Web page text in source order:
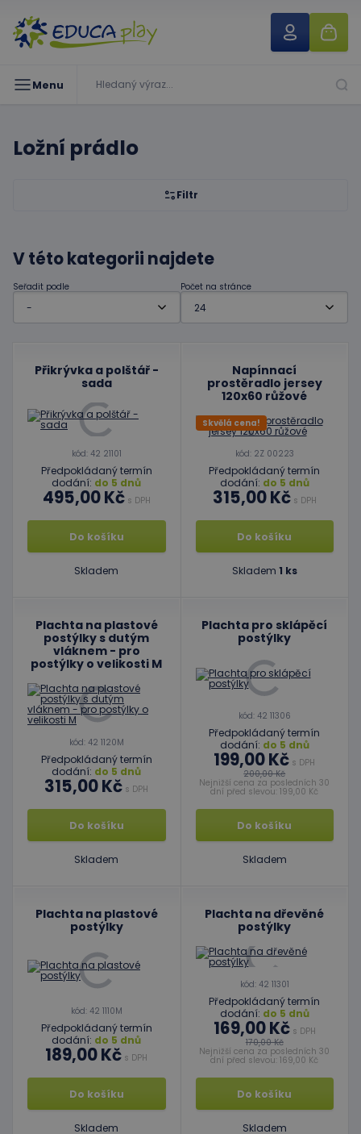
Menu
Ložní prádlo
Filtr
V této kategorii najdete
Seřadit podle Počet na stránce
Přikrývka a polštář -
sada
kód: 42 21101
Předpokládaný termín
dodání: do 5 dnů
495,00 Kčs DPH
Do košíku
Skladem
Napínnací
prostěradlo jersey
120x60 růžové
Skvělá cena!
kód: 2Z 00223
Předpokládaný termín
dodání: do 5 dnů
315,00 Kčs DPH
Do košíku
Skladem 1 ks
Plachta na plastové
postýlky s dutým
vláknem - pro
postýlky o velikosti M
kód: 42 1120M
Předpokládaný termín
dodání: do 5 dnů
315,00 Kč s DPH
Do košíku
Skladem
Plachta pro sklápěcí
postýlky
kód: 42 11306
Předpokládaný termín
dodání: do 5 dnů
199,00 Kč s DPH
200,00 Kč
Nejnižší cena za posledních 30
dní před slevou: 199,00 Kč
Do košíku
Skladem
Plachta na plastové
postýlky
kód: 42 1110M
Předpokládaný termín
dodání: do 5 dnů
189,00 Kč s DPH
Do košíku
Skladem
Plachta na dřevěné
postýlky
kód: 42 11301
Předpokládaný termín
dodání: do 5 dnů
169,00 Kčs DPH
170,00 Kč
Nejnižší cena za posledních 30
dní před slevou: 169,00 Kč
Do košíku
Skladem